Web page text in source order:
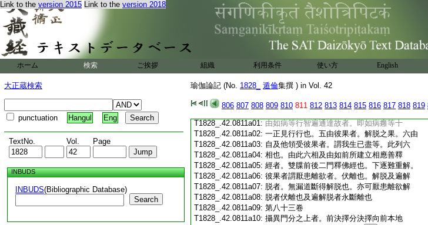
Link to the version 2015 Link to the version 2018
ホーム 検索 ご挨拶 組織 利用条件 使い方 English
大正蔵検索
punctuation Hangul Eng
TextNo. Vol. Page
INBUDS
INBUDS(Bibliographic Database)
Search
瑜伽論記 (No. 1828_ 遁倫集撰 ) in Vol. 42
806 807 808 809 810 811 812 813 814 815 816 817 818 819
T1828_.42.0810c19:不能斷結不得無爲故。自下第五約次第以
T1828_.42.0810c20: 辨。於次第中先應住比丘尸羅。次應聽受如
T1828_.42.0810c21:來正法。是聞慧。應如理作意思惟。是思慧。如
T1828_.42.0810c22:
是行者乃至漸圓滿故者。前卷説次第有三。
一者圓滿次第。二者解釋次第。三者能成次
T1828_.42.0810c24:第。此即第一圓滿次第也。能成次第可知。解
T1828_.42.0810c25:釋次第者。謂善教誡聲聞弟子一切應作不應
T1828_.42.0810c26:作事故名。大師者。汎擧大師等經文解釋。上
T1828_.42.0810c27:來正解有二段中初廣明七義竟。自下第二
T1828_.42.0810c28: 略依六相解釋佛經。一遍知事謂蘊界處等。
T1828_.42.0811a01: 由如病等行智遍通達故者。即如病癰等十
T1828_.42.0811a02: 一正見行行也。五由彼果者。解脱之果。六由
T1828_.42.0811a03: 自及他領受彼果者。謂我生已盡等。此列六
T1828_.42.0811a04: 相也。由此六相及由如前所建立相應善釋
T1828_.42.0811a05: 經者。雙牒前後二門釋佛經也。下逐難重解。
T1828_.42.0811a06: 彼果者謂厭患離欲者。伏離也。解脱及遍解
T1828_.42.0811a07: 脱者。無漏道斷得解脱也。亦可厭患離欲解
T1828_.42.0811a08: 脱者伏離也及遍解脱者永斷離也
T1828_.42.0811a09: 第八十三卷
T1828_.42.0811a10: 攝異門分之上者。前決擇分決擇向前本地